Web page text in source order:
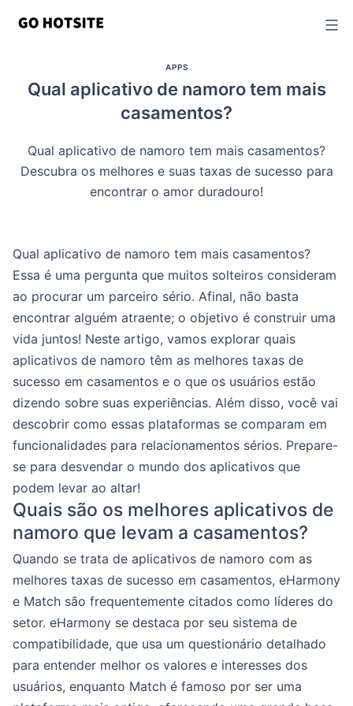
conteúdo
APPS
Qual aplicativo de namoro tem mais
casamentos?
Qual aplicativo de namoro tem mais casamentos?
Descubra os melhores e suas taxas de sucesso para
encontrar o amor duradouro!
Qual aplicativo de namoro tem mais casamentos?
Essa é uma pergunta que muitos solteiros consideram
ao procurar um parceiro sério. Afinal, não basta
encontrar alguém atraente; o objetivo é construir uma
vida juntos! Neste artigo, vamos explorar quais
aplicativos de namoro têm as melhores taxas de
sucesso em casamentos e o que os usuários estão
dizendo sobre suas experiências. Além disso, você vai
descobrir como essas plataformas se comparam em
funcionalidades para relacionamentos sérios. Prepare-
se para desvendar o mundo dos aplicativos que
podem levar ao altar!
Quais são os melhores aplicativos de
namoro que levam a casamentos?
Quando se trata de aplicativos de namoro com as
melhores taxas de sucesso em casamentos, eHarmony
e Match são frequentemente citados como líderes do
setor. eHarmony se destaca por seu sistema de
compatibilidade, que usa um questionário detalhado
para entender melhor os valores e interesses dos
usuários, enquanto Match é famoso por ser uma